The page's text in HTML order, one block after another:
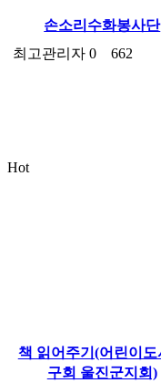
손소리수화봉사단
최고관리자 0662
Hot
책 읽어주기(어린이도
구회 울진군지회)